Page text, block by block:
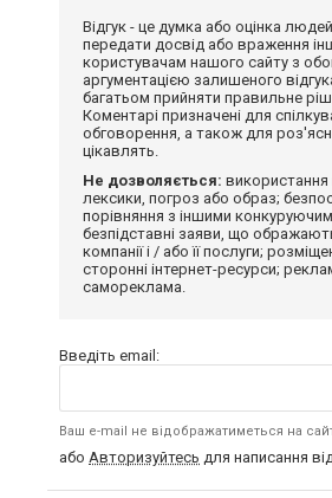
Відгук - це думка або оцінка
передати досвід або враження
користувачам нашого сайту з
аргументацією залишеного
багатьом прийняти правильне
Коментарі призначені для
обговорення, а також для
цікавлять.
Не дозволяється:
лексики, погроз або образ;
порівняння з іншими
безпідставні заяви, що
компанії і / або її послуги;
сторонні інтернет-ресурси;
самореклама.
Введіть email:
Ваш e-mail не відображатиметься на
або Авторизуйтесь для написання